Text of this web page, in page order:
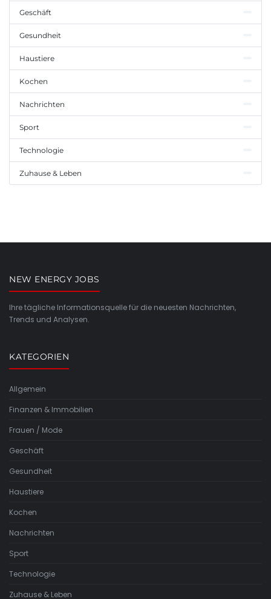
Geschäft
Gesundheit
Haustiere
Kochen
Nachrichten
Sport
Technologie
Zuhause & Leben
NEW ENERGY JOBS
Ihre tägliche Informationsquelle für die neuesten Nachrichten,
Trends und Analysen.
KATEGORIEN
Allgemein
Finanzen & Immobilien
Frauen / Mode
Geschäft
Gesundheit
Haustiere
Kochen
Nachrichten
Sport
Technologie
Zuhause & Leben